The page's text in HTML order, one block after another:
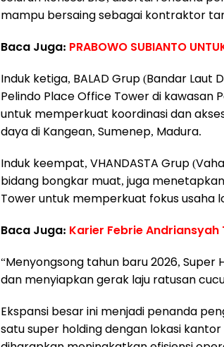
mampu bersaing sebagai kontraktor
Baca Juga: PRABOWO SUBIANTO
Induk ketiga, BALAD Grup (Bandar
Pelindo Place Office Tower di kawasan
untuk memperkuat koordinasi dan
daya di Kangean, Sumenep, Madura.
Induk keempat, VHANDASTA Grup
bidang bongkar muat, juga
Tower untuk memperkuat fokus usaha
Baca Juga: Karier Febrie
“Menyongsong tahun baru 2026,
dan menyiapkan gerak laju ratusan
Ekspansi besar ini menjadi penanda
satu super holding dengan lokasi